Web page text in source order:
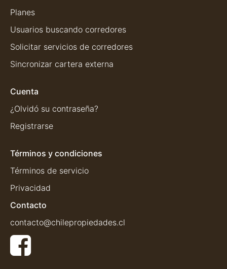
Planes
Usuarios buscando corredores
Solicitar servicios de corredores
Sincronizar cartera externa
Cuenta
¿Olvidó su contraseña?
Registrarse
Términos y condiciones
Términos de servicio
Privacidad
Contacto
contacto@chilepropiedades.cl